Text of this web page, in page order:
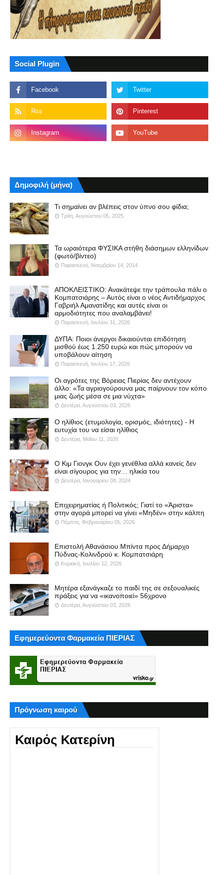
Social Plugin
Δημοφιλή (μήνα)
Τι σημαίνει αν βλέπεις στον ύπνο σου φίδια;
Τρίτη, Αυγούστου 05, 2025
Τα ωραιότερα ΦΥΣΙΚΑ στήθη διάσημων ελληνίδων
(φωτό/βίντεο)
Παρασκευή, Νοεμβρίου 14, 2014
ΑΠΟΚΛΕΙΣΤΙΚΟ: Ανακάτεψε την τράπουλα πάλι ο
Κομπατσιάρης – Αυτός είναι ο νέος Αντιδήμαρχος
Γαβριήλ Αμανατίδης και αυτές είναι οι
αρμοδιότητες που αναλαμβάνει!
Παρασκευή, Ιουλίου 31, 2026
ΔΥΠΑ: Ποιοι άνεργοι δικαιούνται επιδότηση
μισθού έως 1.250 ευρώ και πώς μπορούν να
υποβάλουν αίτηση
Παρασκευή, Ιουλίου 17, 2026
Οι αγρότες της Βόρειας Πιερίας δεν αντέχουν
άλλο: «Τα αγριογούρουνα μας παίρνουν τον κόπο
μιας ζωής μέσα σε μια νύχτα»
Δευτέρα, Αυγούστου 03, 2026
Ο ηλίθιος (ετυμολογία, ορισμός, ιδιότητες) - Η
ευτυχία του να είσαι ηλίθιος
Δευτέρα, Μαΐου 11, 2026
Ο Κιμ Γιονγκ Ουν έχει γενέθλια αλλά κανείς δεν
είναι σίγουρος για την… ηλικία του
Δευτέρα, Ιανουαρίου 08, 2024
Επιχειρηματίας ή Πολιτικός; Γιατί το «Άριστα»
στην αγορά μπορεί να γίνει «Μηδέν» στην κάλπη
Πέμπτη, Φεβρουαρίου 05, 2026
Επιστολή Αθανάσιου Μπίντα προς Δήμαρχο
Πύδνας-Κολινδρού κ. Κομπατσιάρη
Κυριακή, Ιουλίου 12, 2026
Μητέρα εξανάγκαζε το παιδί της σε σεξουαλικές
πράξεις για να «ικανοποιεί» 56χρονο
Δευτέρα, Αυγούστου 03, 2026
Εφημερεύοντα Φαρμακεία ΠΙΕΡΙΑΣ
Πρόγνωση καιρού
Καιρός Κατερίνη